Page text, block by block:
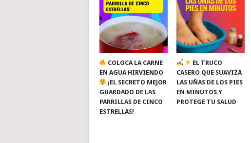
COLOCA LA CARNE
EN AGUA HIRVIENDO
¡EL SECRETO MEJOR
GUARDADO DE LAS
PARRILLAS DE CINCO
ESTRELLAS!
EL TRUCO
CASERO QUE SUAVIZA
LAS UÑAS DE LOS PIES
EN MINUTOS Y
PROTEGE TU SALUD